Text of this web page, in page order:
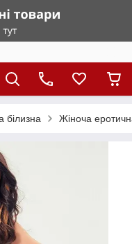
білизна Жіноча